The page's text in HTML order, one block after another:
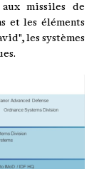
missiles de
et les éléments
les systèmes